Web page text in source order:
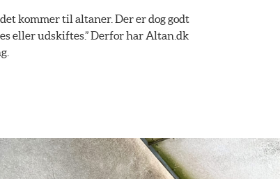
kommer til altaner. Der er dog godt
eller udskiftes.” Derfor har Altan.dk